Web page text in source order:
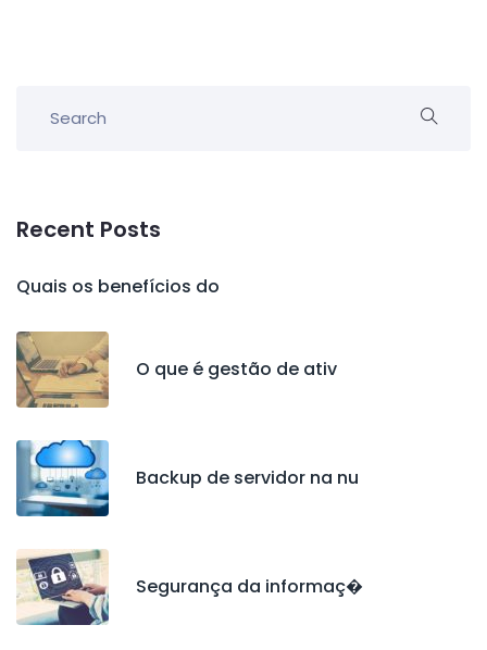
Recent Posts
Quais os benefícios do
O que é gestão de ativ
Backup de servidor na nu
Segurança da informaç�